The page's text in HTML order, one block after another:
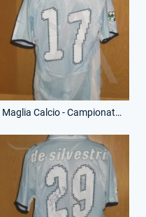
Maglia Calcio - Campionato Serie A - Pasquale Foggia - 17 - (Retro)